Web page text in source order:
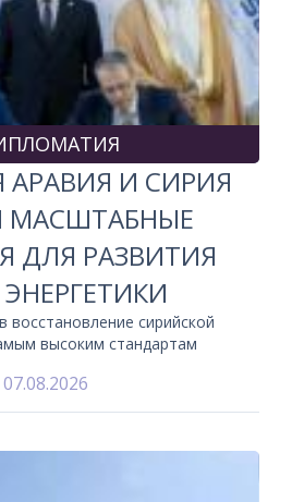
АРАВИЯ И СИРИЯ
ДЛЯ РАЗВИТИЯ
восстановление сирийской
высоким стандартам
07.08.2026